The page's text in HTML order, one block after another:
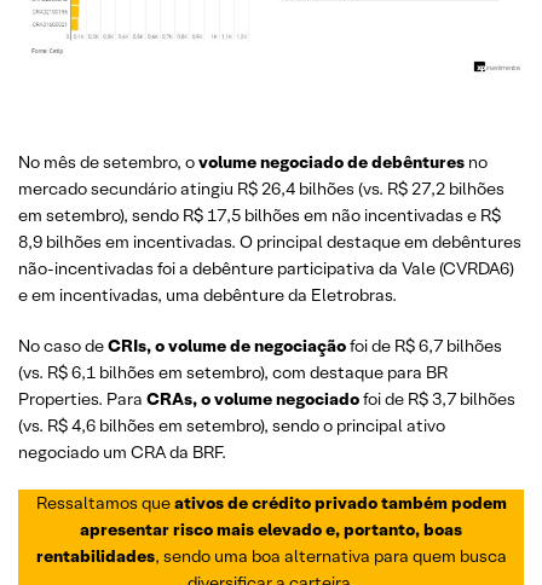
No mês de setembro, ovolume negociado de debêntures no
mercado secundário atingiu R$ 26,4 bilhões (vs. R$ 27,2 bilhões
em setembro), sendo R$ 17,5 bilhões em não incentivadas e R$
8,9 bilhões em incentivadas. O principal destaque em debêntures
não-incentivadas foi a debênture participativa da Vale (CVRDA6)
e em incentivadas, uma debênture da Eletrobras.
No caso deCRIs, o volume de negociaçãofoi de R$ 6,7 bilhões
(vs. R$ 6,1 bilhões em setembro), com destaque para BR
Properties. Para CRAs, o volume negociadofoi de R$ 3,7 bilhões
(vs. R$ 4,6 bilhões em setembro), sendo o principal ativo
negociado um CRA da BRF.
Ressaltamos queativos de crédito privado também podem
apresentar risco mais elevado e, portanto, boas
rentabilidades, sendo uma boa alternativa para quem busca